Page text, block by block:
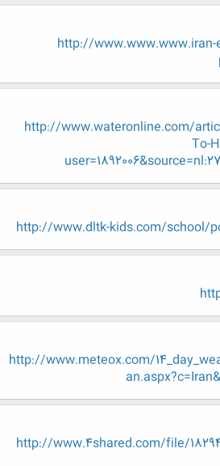
http://
http://www.wateronline.com/
To-
http://www.dltk-kids.com/school/
http://www.meteox.com/
http://www.4shared.com/file/